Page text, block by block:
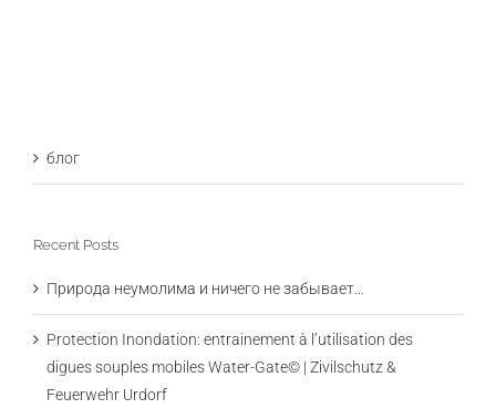
блог
Recent Posts
Природа неумолима и ничего не забывает…
Protection Inondation: entrainement à l’utilisation des
digues souples mobiles Water-Gate© | Zivilschutz &
Feuerwehr Urdorf